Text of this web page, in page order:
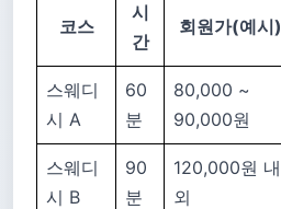
코스
시
간
회원가(예시)
스웨디
시 A
60
분
80,000 ~
90,000원
스웨디
시 B
90
분
120,000원 내
외